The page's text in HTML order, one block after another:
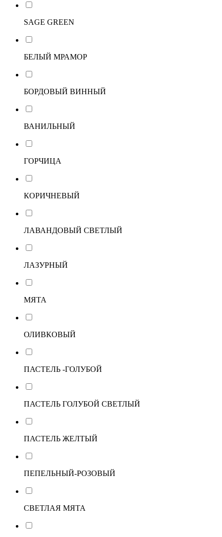
SAGE GREEN
БЕЛЫЙ МРАМОР
БОРДОВЫЙ ВИННЫЙ
ВАНИЛЬНЫЙ
ГОРЧИЦА
КОРИЧНЕВЫЙ
ЛАВАНДОВЫЙ СВЕТЛЫЙ
ЛАЗУРНЫЙ
МЯТА
ОЛИВКОВЫЙ
ПАСТЕЛЬ -ГОЛУБОЙ
ПАСТЕЛЬ ГОЛУБОЙ СВЕТЛЫЙ
ПАСТЕЛЬ ЖЕЛТЫЙ
ПЕПЕЛЬНЫЙ-РОЗОВЫЙ
СВЕТЛАЯ МЯТА